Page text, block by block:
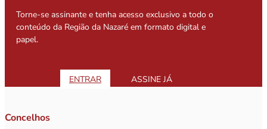
Torne-se assinante e tenha acesso exclusivo a todo o
conteúdo da Região da Nazaré em formato digital e
papel.
ENTRAR ASSINE JÁ
Concelhos